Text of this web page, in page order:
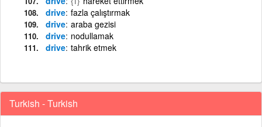
drive fazla çalıştırmak
drive araba gezisi
drive nodullamak
drive tahrik etmek
Turkish - Turkish